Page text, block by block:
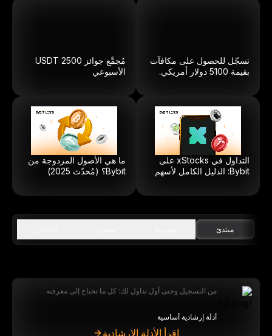
تسجّل للحصول على مكافآت
بقيمة 5100 دولار أمريكي.
مُجمَّع جوائز 2500
USDT
الأسبوعي
التداول في xStocks على
Bybit: الدليل الكامل لأسهم
ما هي الأصول المزدوجة من
Bybit؟ (مُحدّث 2025)
مبتدئ
من التسجيل وحتى أول تداول لك: كل ما تحتاج إلى معرفته
أدلَّة إرشادية أساسية
اقرأ الأدلة الإرشادية